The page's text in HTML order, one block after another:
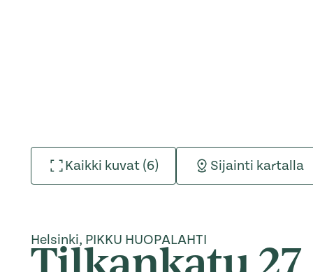
Kaikki kuvat (6) Sijainti kartalla
Helsinki, PIKKU HUOPALAHTI